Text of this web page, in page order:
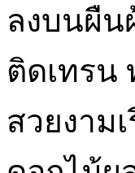
ลงบนผืน
ติดเทรน
สวยงาม